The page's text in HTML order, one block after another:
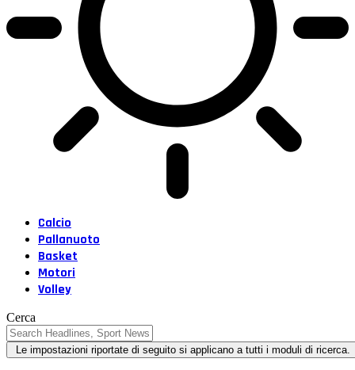
Calcio
Pallanuoto
Basket
Motori
Volley
Cerca